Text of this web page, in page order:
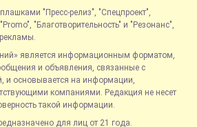
"Пресс-релиз", "Спецпроект",
"Благотворительность" и "Резонанс",
является информационным форматом,
и объявления, связанные с
и основывается на информации,
компаниями. Редакция не несет
такой информации.
для лиц от 21 года.